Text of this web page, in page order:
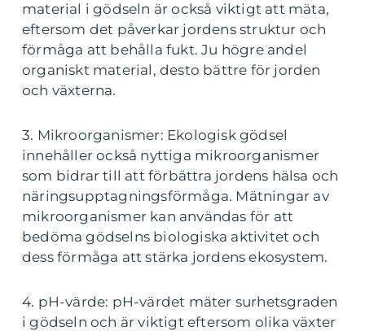
material i gödseln är också viktigt att mäta,
eftersom det påverkar jordens struktur och
förmåga att behålla fukt. Ju högre andel
organiskt material, desto bättre för jorden
och växterna.
3. Mikroorganismer: Ekologisk gödsel
innehåller också nyttiga mikroorganismer
som bidrar till att förbättra jordens hälsa och
näringsupptagningsförmåga. Mätningar av
mikroorganismer kan användas för att
bedöma gödselns biologiska aktivitet och
dess förmåga att stärka jordens ekosystem.
4. pH-värde: pH-värdet mäter surhetsgraden
i gödseln och är viktigt eftersom olika växter